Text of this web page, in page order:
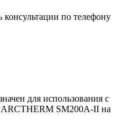
по телефону
для использования с
SM200A-II на